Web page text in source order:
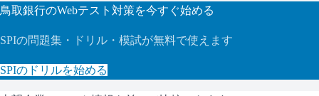
鳥取銀行のWebテスト対策を今すぐ始める
SPIの問題集・ドリル・模試が無料で使えます
SPIのドリルを始める